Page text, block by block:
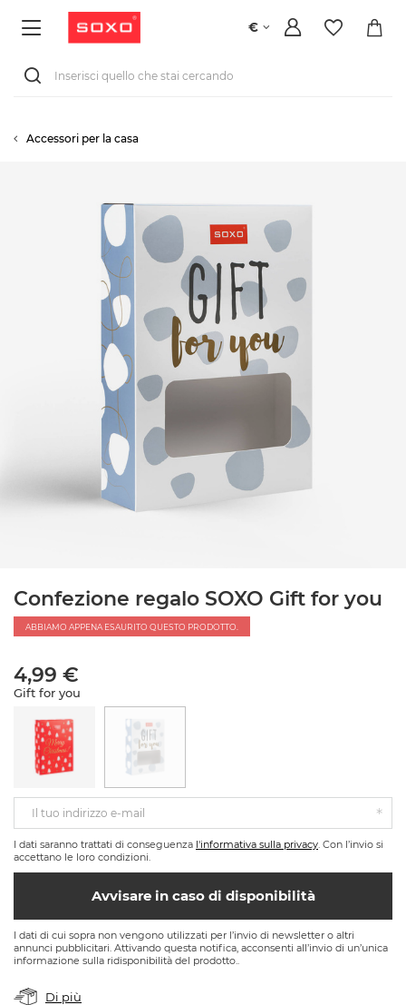
€
Accessori per la casa
Confezione regalo SOXO Gift for you
ABBIAMO APPENA ESAURITO QUESTO PRODOTTO.
4,99 €
Gift for you
Il tuo indirizzo e-mail
I dati saranno trattati di conseguenza l'informativa sulla privacy . Con l’invio si
accettano le loro condizioni.
Avvisare in caso di disponibilità
I dati di cui sopra non vengono utilizzati per l’invio di newsletter o altri
annunci pubblicitari. Attivando questa notifica, acconsenti all’invio di un’unica
informazione sulla ridisponibilità del prodotto..
Di più